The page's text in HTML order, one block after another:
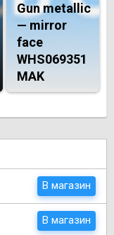
Gun metallic
— mirror
face
WHS069351
MAK
В магазин
В магазин